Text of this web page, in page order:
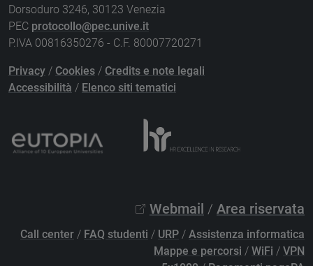
Dorsoduro 3246, 30123 Venezia
PEC protocollo@pec.unive.it
P.IVA 00816350276 - C.F. 80007720271
Privacy / Cookies / Credits e note legali
Accessibilità / Elenco siti tematici
Webmail / Area riservata
Call center / FAQ studenti / URP / Assistenza informatica
Mappe e percorsi / WiFi / VPN